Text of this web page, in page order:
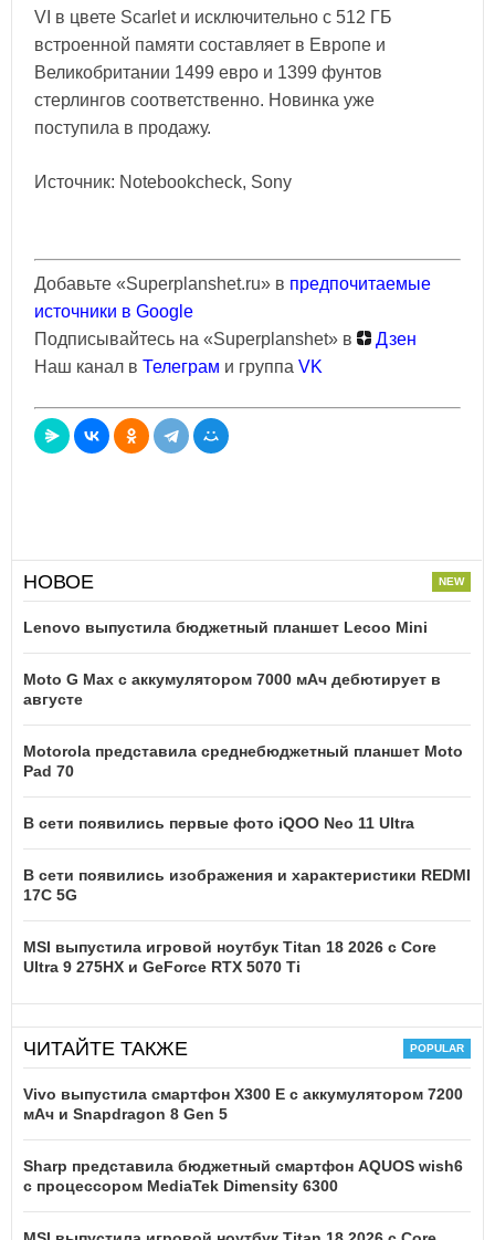
VI в цвете Scarlet и исключительно с 512 ГБ
встроенной памяти составляет в Европе и
Великобритании 1499 евро и 1399 фунтов
стерлингов соответственно. Новинка уже
поступила в продажу.
Источник: Notebookcheck, Sony
Добавьте «Superplanshet.ru» в предпочитаемые
источники в Google
Подписывайтесь на «Superplanshet» в
Дзен
Наш канал в Телеграм и группа VK
НОВОЕ
Lenovo выпустила бюджетный планшет Lecoo Mini
Moto G Max с аккумулятором 7000 мАч дебютирует в
августе
Motorola представила среднебюджетный планшет Moto
Pad 70
В сети появились первые фото iQOO Neo 11 Ultra
В сети появились изображения и характеристики REDMI
17C 5G
MSI выпустила игровой ноутбук Titan 18 2026 с Core
Ultra 9 275HX и GeForce RTX 5070 Ti
ЧИТАЙТЕ ТАКЖЕ
Vivo выпустила смартфон X300 E с аккумулятором 7200
мАч и Snapdragon 8 Gen 5
Sharp представила бюджетный смартфон AQUOS wish6
с процессором MediaTek Dimensity 6300